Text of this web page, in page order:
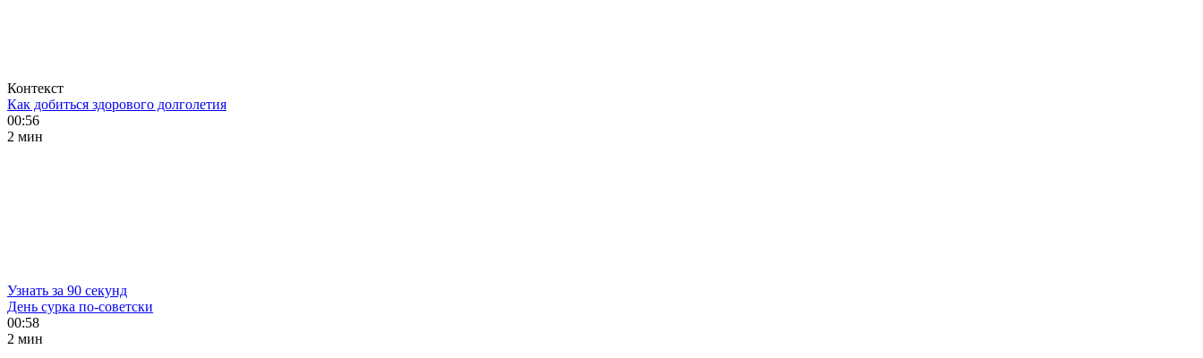
Контекст
Как добиться здорового долголетия
00:56
2 мин
Узнать за 90 секунд
День сурка по-советски
00:58
2 мин